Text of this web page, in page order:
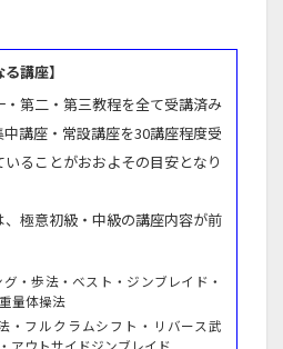
講座】
第二・第三教程を全て受講済み
講座・常設講座を30講座程度受
ることがおおよその目安となり
極意初級・中級の講座内容が前
グ・歩法・ベスト・ジンブレイド・
量体操法
・フルクラムシフト・リバース武
アウトサイドジンブレイド